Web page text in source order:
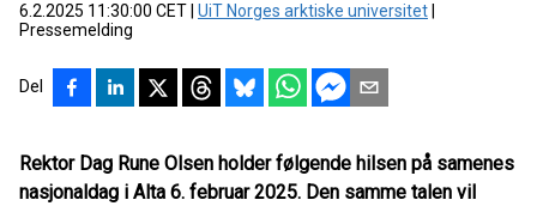
6.2.2025 11:30:00 CET UiT Norges arktiske universitet
Pressemelding
Del
Rektor Dag Rune Olsen holder følgende hilsen på samenes
nasjonaldag i Alta 6. februar 2025. Den samme talen vil